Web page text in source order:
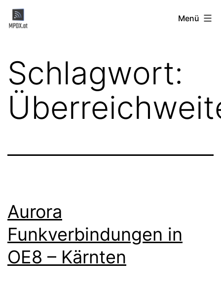
Zum
InhaltMPDX.at Menü
Schlagwort:
Aurora
Funkverbindungen in
OE8 – Kärnten